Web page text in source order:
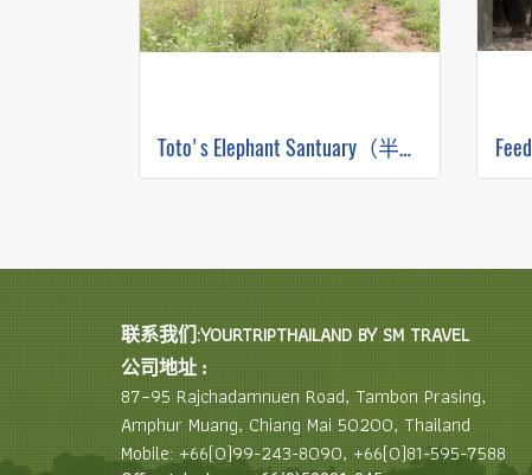
Toto's Elephant Santuary（半天早上）
联系我们:YOURTRIPTHAILAND BY SM TRAVEL
公司地址 :
87–95 Rajchadamnuen Road, Tambon Prasing,
Amphur Muang, Chiang Mai 50200, Thailand
Mobile: +66(0)99-243-8090, +66(0)81-595-7588